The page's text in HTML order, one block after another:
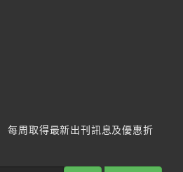
每周取得最新出刊訊息及優惠折